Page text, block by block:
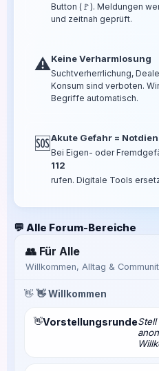
Button (🚩). Meldungen
und zeitnah geprüft.
⚠️Keine Verharmlosung
Suchtverherrlichung,
Konsum sind verboten.
Begriffe automatisch.
🆘Akute Gefahr =
Bei Eigen- oder
112
rufen. Digitale Tools
💬 Alle Forum-Bereiche
👥 Für Alle
Willkommen, Alltag &
👋 👋 Willkommen
👋Vorstellungsrunde